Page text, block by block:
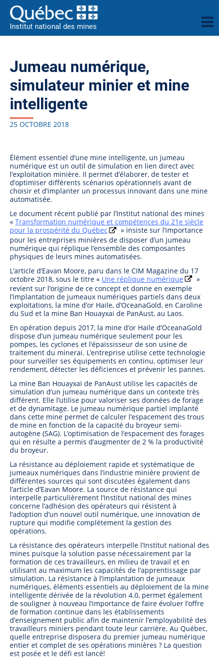
Institut national des mines
Jumeau numérique,
simulateur minier et mine
intelligente
25 OCTOBRE 2018
Élément essentiel d’une mine intelligente, un jumeau
numérique est un outil de simulation en lien direct avec
l’exploitation minière. Il permet d’élaborer, de tester et
d’optimiser différents scénarios opérationnels avant de
choisir et d’implanter un processus innovant dans une mine
automatisée.
Le document récent publié par l’Institut national des mines
« Transformation numérique et compétences du 21e siècle
pour la prospérité du Québec
» insiste sur l’importance
pour les entreprises minières de disposer d’un jumeau
numérique qui réplique l’ensemble des composantes
physiques de leurs mines automatisées.
L’article d’Eavan Moore, paru dans le CIM Magazine du 17
octobre 2018, sous le titre « Une réplique numérique
»
revient sur l’origine de ce concept et donne en exemple
l’implantation de jumeaux numériques partiels dans deux
exploitations, la mine d’or Haile, d’OceanaGold, en Caroline
du Sud et la mine Ban Houayxai de PanAust, au Laos.
En opération depuis 2017, la mine d’or Haile d’OceanaGold
dispose d’un jumeau numérique seulement pour les
pompes, les cyclones et l’épaississeur de son usine de
traitement du minerai. L’entreprise utilise cette technologie
pour surveiller ses équipements en continu, optimiser leur
rendement, détecter les déficiences et prévenir les pannes.
La mine Ban Houayxai de PanAust utilise les capacités de
simulation d’un jumeau numérique dans un contexte très
différent. Elle l’utilise pour valoriser ses données de forage
et de dynamitage. Le jumeau numérique partiel implanté
dans cette mine permet de calculer l’espacement des trous
de mine en fonction de la capacité du broyeur semi-
autogène (SAG). L’optimisation de l’espacement des forages
qui en résulte a permis d’augmenter de 2 % la productivité
du broyeur.
La résistance au déploiement rapide et systématique de
jumeaux numériques dans l’industrie minière provient de
différentes sources qui sont discutées également dans
l’article d’Eavan Moore. La source de résistance qui
interpelle particulièrement l’Institut national des mines
concerne l’adhésion des opérateurs qui résistent à
l’adoption d’un nouvel outil numérique, une innovation de
rupture qui modifie complètement la gestion des
opérations.
La résistance des opérateurs interpelle l’Institut national des
mines puisque la solution passe nécessairement par la
formation de ces travailleurs, en milieu de travail et en
utilisant au maximum les capacités de l’apprentissage par
simulation. La résistance à l’implantation de jumeaux
numériques, éléments essentiels au déploiement de la mine
intelligente dérivée de la révolution 4.0, permet également
de souligner à nouveau l’importance de faire évoluer l’offre
de formation continue dans les établissements
d’enseignement public afin de maintenir l’employabilité des
travailleurs miniers pendant toute leur carrière. Au Québec,
quelle entreprise disposera du premier jumeau numérique
entier et complet de ses opérations minières ? La question
est posée et le défi est lancé!